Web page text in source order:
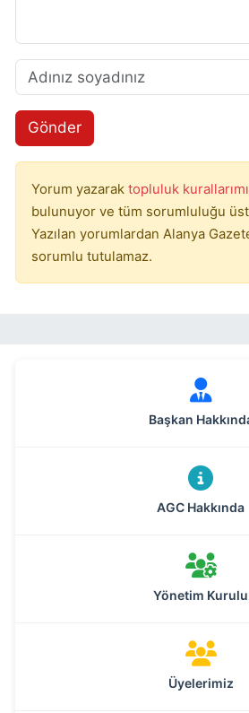
Gönder
Yorum yazarak topluluk
bulunuyor ve tüm sorumluluğu
Yazılan yorumlardan Alanya
sorumlu tutulamaz.
Başkan
AGC Hakkında
Yönetim Kurulu
Üyelerimiz